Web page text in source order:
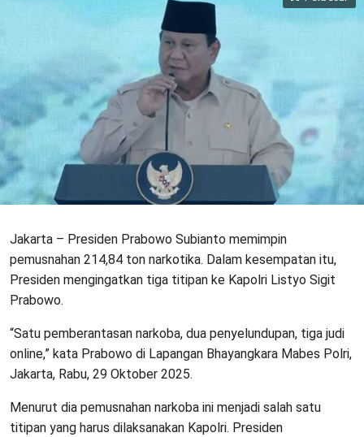
Jakarta – Presiden Prabowo Subianto memimpin
pemusnahan 214,84 ton narkotika. Dalam kesempatan itu,
Presiden mengingatkan tiga titipan ke Kapolri Listyo Sigit
Prabowo.
“Satu pemberantasan narkoba, dua penyelundupan, tiga judi
online,” kata Prabowo di Lapangan Bhayangkara Mabes Polri,
Jakarta, Rabu, 29 Oktober 2025.
Menurut dia pemusnahan narkoba ini menjadi salah satu
titipan yang harus dilaksanakan Kapolri. Presiden